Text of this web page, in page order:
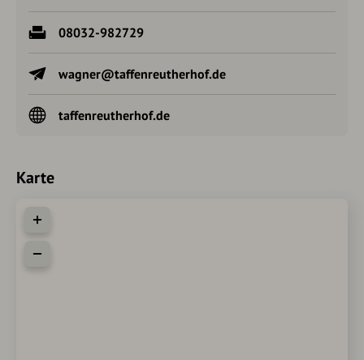
08032-982729
wagner@taffenreutherhof.de
taffenreutherhof.de
Karte